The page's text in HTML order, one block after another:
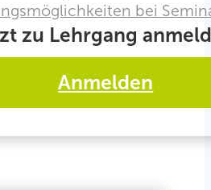
bei
zu Lehrgang
Anmelden